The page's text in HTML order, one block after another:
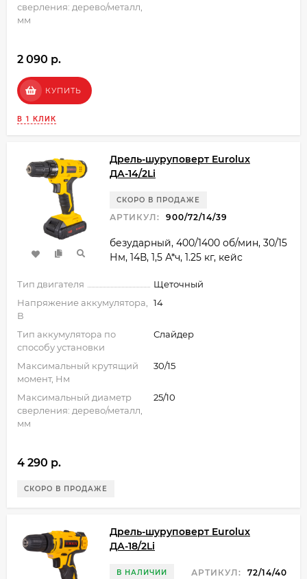
сверления: дерево/металл,
мм
2 090 p.
КУПИТЬ
В 1 КЛИК
Дрель-шуруповерт Eurolux
ДА-14/2Li
СКОРО В ПРОДАЖЕ
АРТИКУЛ: 900/72/14/39
безударный, 400/1400 об/мин, 30/15
Нм, 14В, 1,5 А*ч, 1.25 кг, кейс
Тип двигателя
Щеточный
Напряжение аккумулятора,
В
14
Тип аккумулятора по
способу установки
Слайдер
Максимальный крутящий
момент, Нм
30/15
Максимальный диаметр
сверления: дерево/металл,
мм
25/10
4 290 p.
СКОРО В ПРОДАЖЕ
Дрель-шуруповерт Eurolux
ДА-18/2Li
В НАЛИЧИИ АРТИКУЛ: 72/14/40